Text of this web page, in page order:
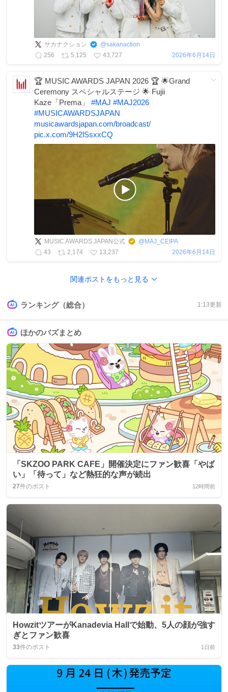
サカナクション @sakanaction
256
5,125 43,727 2026年6月14日
🏆 MUSIC AWARDS JAPAN 2026 🏆 🌟Grand
Ceremony スペシャルステージ 🌟 Fujii
Kaze「Prema」 #MAJ #MAJ2026
#MUSICAWARDSJAPAN
musicawardsjapan.com/broadcast/
pic.x.com/9H2lSsxxCQ
MUSIC AWARDS JAPAN公式 @MAJ_CEIPA
43
2,174 13,237 2026年6月14日
関連ポストをもっと見る
ランキング（総合） 1:13更新
ほかのバズまとめ
「SKZOO PARK CAFE」開催決定にファン歓喜「やば
い」「待って」など熱狂的な声が続出
27件のポスト 12時間前
HowzitツアーがKanadevia Hallで始動、5人の顔が強す
ぎとファン歓喜
33件のポスト 1日前